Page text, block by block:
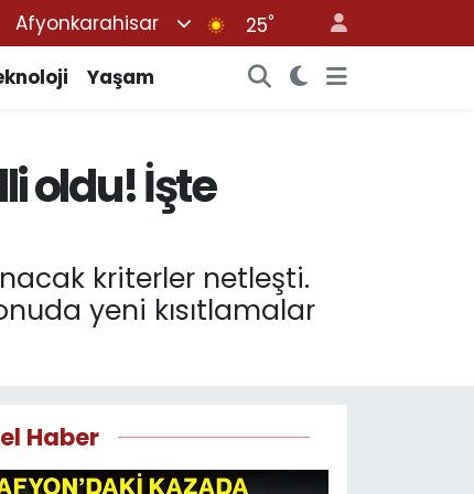
Afyonkarahisar 25°
Yaşam
oldu! İşte
kriterler netleşti.
yeni kısıtlamalar
Haber